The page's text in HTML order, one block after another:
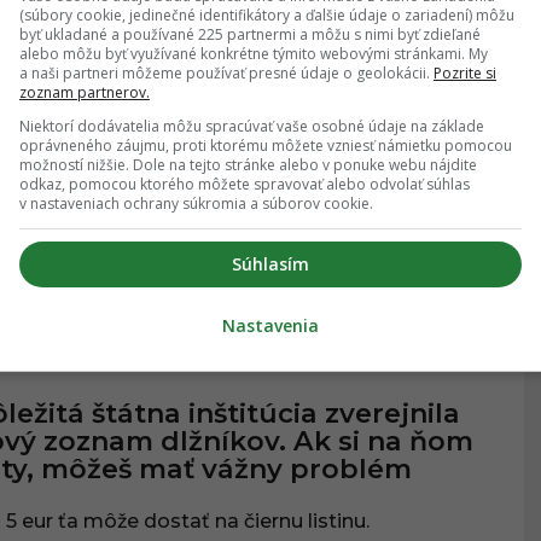
26.11.2025, 14:31
poisťovňa varuje: Ak v
zozname uvidíš svoje meno,
ani deň
poisťovňa zverejnila dlhé menné zoznamy.
štátna inštitúcia zverejnila
zoznam dlžníkov. Ak si na ňom
môžeš mať vážny problém
5 eur ťa môže dostať na čiernu listinu.
(súbory cookie, jedinečné identifikátory a ďalšie údaje o zariadení) môžu
byť ukladané a používané 225 partnermi a môžu s nimi byť zdieľané
alebo môžu byť využívané konkrétne týmito webovými stránkami. My
a naši partneri môžeme používať presné údaje o geolokácii. Pozrite si
zoznam partnerov.
Niektorí dodávatelia môžu spracúvať vaše osobné údaje na základe
oprávneného záujmu, proti ktorému môžete vzniesť námietku pomocou
možností nižšie. Dole na tejto stránke alebo v ponuke webu nájdite
odkaz, pomocou ktorého môžete spravovať alebo odvolať súhlas
v nastaveniach ochrany súkromia a súborov cookie.
Súhlasím
Nastavenia